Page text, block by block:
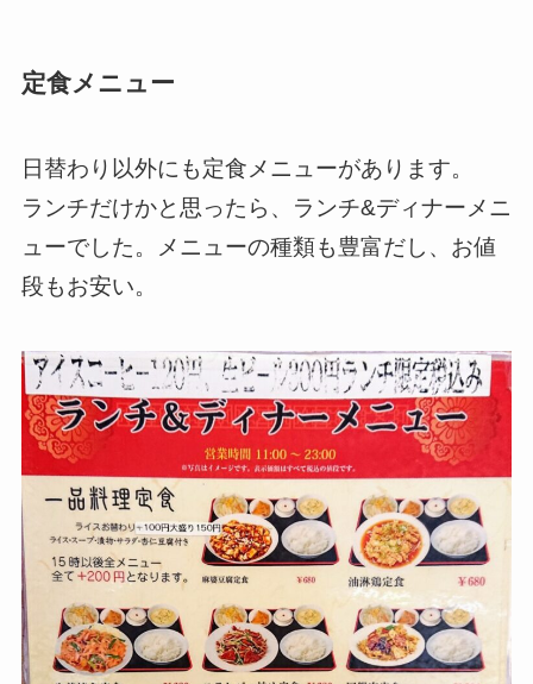
定食メニュー
日替わり以外にも定食メニューがあります。
ランチだけかと思ったら、ランチ&ディナーメニ
ューでした。メニューの種類も豊富だし、お値
段もお安い。